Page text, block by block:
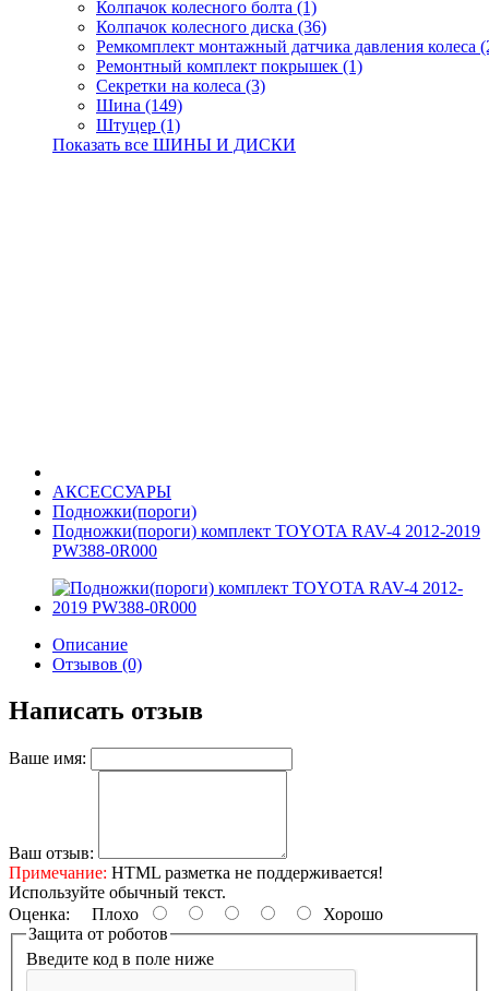
Колпачок колесного болта (1)
Колпачок колесного диска (36)
Ремкомплект монтажный датчика давления колеса
Ремонтный комплект покрышек (1)
Секретки на колеса (3)
Шина (149)
Штуцер (1)
Показать все ШИНЫ И ДИСКИ
АКСЕССУАРЫ
Подножки(пороги)
Подножки(пороги) комплект TOYOTA RAV-4 2012-2019
PW388-0R000
Описание
Отзывов (0)
Написать отзыв
Ваше имя:
Ваш отзыв:
Примечание: HTML разметка не поддерживается!
Используйте обычный текст.
Оценка: Плохо
Хорошо
Защита от роботов
Введите код в поле ниже